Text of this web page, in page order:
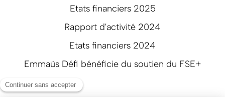
Etats financiers 2025
Rapport d'activité 2024
Etats financiers 2024
Emmaüs Défi bénéficie du soutien du FSE+